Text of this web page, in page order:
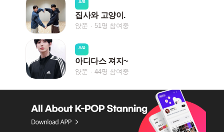
A/B
집사와 고양이.
얁쭌 51명 참여중
A/B
아디다스 져지~
얁쭌 44명 참여중